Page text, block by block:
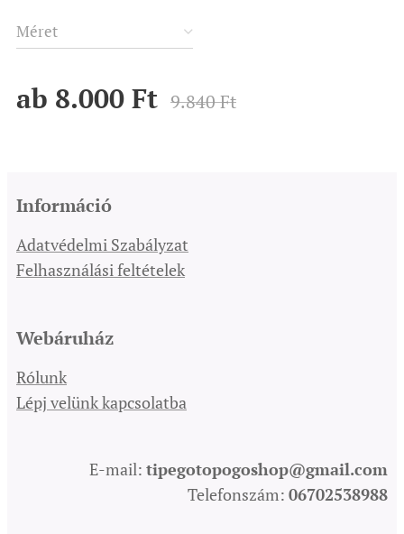
Méret
ab 8.000 Ft 9.840Ft
Információ
Adatvédelmi Szabályzat
Felhasználási feltételek
Webáruház
Rólunk
Lépj velünk kapcsolatba
E-mail: tipegotopogoshop@gmail.com
Telefonszám: 06702538988